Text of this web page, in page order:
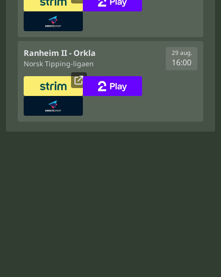
Ranheim II - Orkla
Norsk Tipping-ligaen
29 aug.
16:00